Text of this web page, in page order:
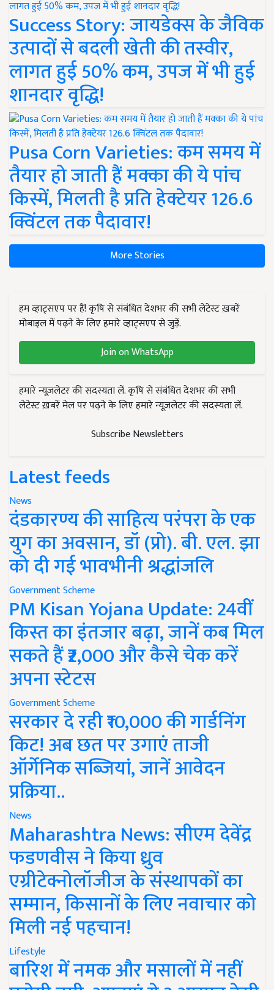
Success Story: जायडेक्स के जैविक
उत्पादों से बदली खेती की तस्वीर,
लागत हुई 50% कम, उपज में भी हुई
शानदार वृद्धि!
Pusa Corn Varieties: कम समय में
तैयार हो जाती हैं मक्का की ये पांच
किस्में, मिलती है प्रति हेक्टेयर 126.6
क्विंटल तक पैदावार!
More Stories
हम व्हाट्सएप पर हैं! कृषि से संबंधित देशभर की सभी लेटेस्ट ख़बरें
मोबाइल में पढ़ने के लिए हमारे व्हाट्सएप से जुड़ें.
Join on WhatsApp
हमारे न्यूज़लेटर की सदस्यता लें. कृषि से संबंधित देशभर की सभी
लेटेस्ट ख़बरें मेल पर पढ़ने के लिए हमारे न्यूज़लेटर की सदस्यता लें.
Subscribe Newsletters
Latest feeds
News
दंडकारण्य की साहित्य परंपरा के एक
युग का अवसान, डॉ (प्रो). बी. एल. झा
को दी गई भावभीनी श्रद्धांजलि
Government Scheme
PM Kisan Yojana Update: 24वीं
किस्त का इंतजार बढ़ा, जानें कब मिल
सकते हैं ₹2,000 और कैसे चेक करें
अपना स्टेटस
Government Scheme
सरकार दे रही ₹10,000 की गार्डनिंग
किट! अब छत पर उगाएं ताजी
ऑर्गेनिक सब्जियां, जानें आवेदन
प्रक्रिया..
News
Maharashtra News: सीएम देवेंद्र
फडणवीस ने किया ध्रुव
एग्रीटेक्नोलॉजीज के संस्थापकों का
सम्मान, किसानों के लिए नवाचार को
मिली नई पहचान!
Lifestyle
बारिश में नमक और मसालों में नहीं